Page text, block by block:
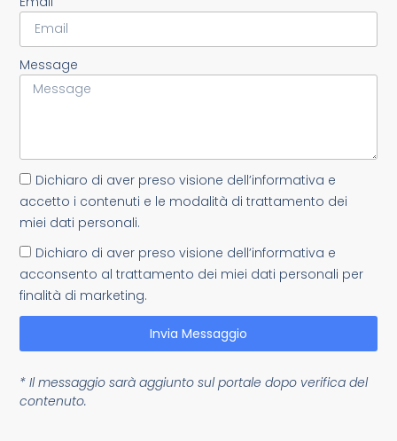
Message
Dichiaro di aver preso visione dell’informativa e
accetto i contenuti e le modalità di trattamento dei
miei dati personali.
Dichiaro di aver preso visione dell’informativa e
acconsento al trattamento dei miei dati personali per
finalità di marketing.
Invia Messaggio
* Il messaggio sarà aggiunto sul portale dopo verifica del
contenuto.